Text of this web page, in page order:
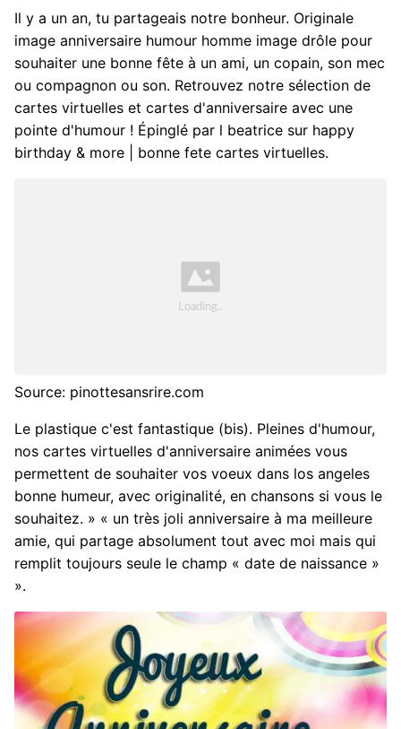
Il y a un an, tu partageais notre bonheur. Originale
image anniversaire humour homme image drôle pour
souhaiter une bonne fête à un ami, un copain, son mec
ou compagnon ou son. Retrouvez notre sélection de
cartes virtuelles et cartes d'anniversaire avec une
pointe d'humour ! Épinglé par l beatrice sur happy
birthday & more | bonne fete cartes virtuelles.
Source: pinottesansrire.com
Le plastique c'est fantastique (bis). Pleines d'humour,
nos cartes virtuelles d'anniversaire animées vous
permettent de souhaiter vos voeux dans los angeles
bonne humeur, avec originalité, en chansons si vous le
souhaitez. » « un très joli anniversaire à ma meilleure
amie, qui partage absolument tout avec moi mais qui
remplit toujours seule le champ « date de naissance »
».